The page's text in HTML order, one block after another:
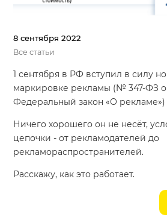
8 сентября 2022
Все статьи
1 сентября в РФ вступил в силу
маркировке рекламы (№ 347-ФЗ о
Федеральный закон «О рекламе»)
Ничего хорошего он не несёт,
цепочки - от рекламодателей до
рекламораспространителей.
Расскажу, как это работает.